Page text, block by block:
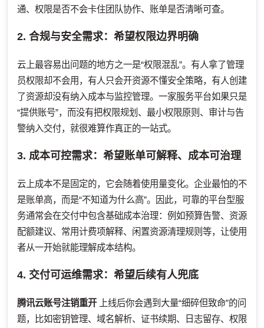
通、权限是否不会卡住团队协作、账单是否清晰可查。
2. 合规与安全需求：希望权限边界明确
云上最容易出问题的地方之一是“权限混乱”。有人拿了管理
员权限却不会用，有人只会开资源不懂安全策略，有人创建
了资源却没有纳入成本与监控管理。一家服务平台如果只是
“提供账号”，而没有把权限规划、最小权限原则、审计与告
警纳入交付，就很难算作真正的一站式。
3. 成本可控需求：希望账单可解释、成本可治理
云上成本不是固定的，它会随着使用量变化。企业最怕的不
是账单高，而是“不知道为什么高”。因此，可靠的平台型服
务通常会在交付中包含基础成本治理：例如预算告警、资源
配额建议、常用计费项解释、闲置资源清理规则等，让使用
者从一开始就能理解成本结构。
4. 交付可运维需求：希望后续有人兜底
腾讯云账号注销重开上线后你会遇到大量“细碎但致命”的问
题，比如密钥管理、域名解析、证书续期、日志留存、权限